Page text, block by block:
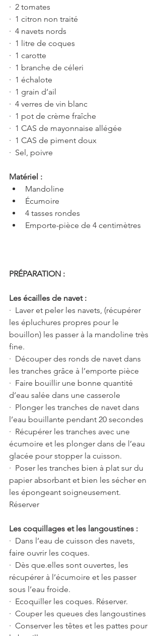
·  2 tomates
·  1 citron non traité
·  4 navets nords
·  1 litre de coques
·  1 carotte
·  1 branche de céleri
·  1 échalote
·  1 grain d’ail
·  4 verres de vin blanc
·  1 pot de crème fraîche
·  1 CAS de mayonnaise allégée
·  1 CAS de piment doux
·  Sel, poivre
Matériel :
Mandoline
Écumoire
4 tasses rondes
Emporte-pièce de 4 centimètres
PRÉPARATION :
Les écailles de navet :
·  Laver et peler les navets, (récupérer
les épluchures propres pour le
bouillon) les passer à la mandoline très
fine.
·  Découper des ronds de navet dans
les tranches grâce à l’emporte pièce
·  Faire bouillir une bonne quantité
d’eau salée dans une casserole
·  Plonger les tranches de navet dans
l’eau bouillante pendant 20 secondes
·  Récupérer les tranches avec une
écumoire et les plonger dans de l’eau
glacée pour stopper la cuisson.
·  Poser les tranches bien à plat sur du
papier absorbant et bien les sécher en
les épongeant soigneusement.
Réserver
Les coquillages et les langoustines :
·  Dans l’eau de cuisson des navets,
faire ouvrir les coques.
·  Dès que.elles sont ouvertes, les
récupérer à l’écumoire et les passer
sous l’eau froide.
·  Ecoquiller les coques. Réserver.
·  Couper les queues des langoustines
·  Conserver les têtes et les pattes pour